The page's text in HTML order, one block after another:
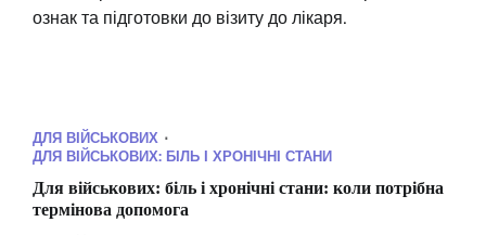
ознак та підготовки до візиту до лікаря.
ДЛЯ ВІЙСЬКОВИХ
ДЛЯ ВІЙСЬКОВИХ: БІЛЬ І ХРОНІЧНІ СТАНИ
Для військових: біль і хронічні стани: коли потрібна
термінова допомога